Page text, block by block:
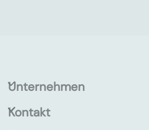
Unternehmen
Kontakt